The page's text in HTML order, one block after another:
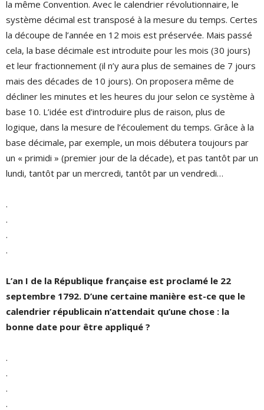
la même Convention. Avec le calendrier révolutionnaire, le
système décimal est transposé à la mesure du temps. Certes
la découpe de l’année en 12 mois est préservée. Mais passé
cela, la base décimale est introduite pour les mois (30 jours)
et leur fractionnement (il n’y aura plus de semaines de 7 jours
mais des décades de 10 jours). On proposera même de
décliner les minutes et les heures du jour selon ce système à
base 10. L’idée est d’introduire plus de raison, plus de
logique, dans la mesure de l’écoulement du temps. Grâce à la
base décimale, par exemple, un mois débutera toujours par
un « primidi » (premier jour de la décade), et pas tantôt par un
lundi, tantôt par un mercredi, tantôt par un vendredi…
.
.
.
.
L’an I de la République française est proclamé le 22
septembre 1792. D’une certaine manière est-ce que le
calendrier républicain n’attendait qu’une chose : la
bonne date pour être appliqué ?
.
.
.
.